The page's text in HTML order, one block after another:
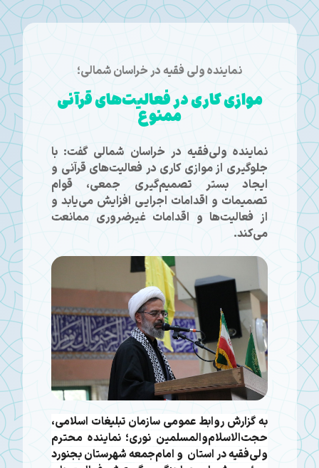
نماینده ولی فقیه در خراسان شمالی؛
موازی کاری در فعالیت‌های قرآنی
ممنوع
نماینده ولی‌فقیه در خراسان شمالی گفت: با
جلوگیری از موازی کاری در فعالیت‌های قرآنی و
ایجاد بستر تصمیم‌گیری جمعی، قوام
تصمیمات و اقدامات اجرایی افزایش می‌یابد و
از فعالیت‌ها و اقدامات غیرضروری ممانعت
می‌کند.
به گزارش روابط عمومی سازمان تبلیغات اسلامی،
حجت‌الاسلام‌والمسلمین نوری؛ نماینده محترم
ولی‌فقیه در استان و امام‌جمعه شهرستان بجنورد